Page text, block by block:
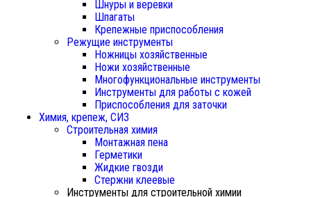
Шнуры и веревки
Шпагаты
Крепежные приспособления
Режущие инструменты
Ножницы хозяйственные
Ножи хозяйственные
Многофункциональные инструменты
Инструменты для работы с кожей
Приспособления для заточки
Химия, крепеж, СИЗ
Строительная химия
Монтажная пена
Герметики
Жидкие гвозди
Стержни клеевые
Инструменты для строительной химии